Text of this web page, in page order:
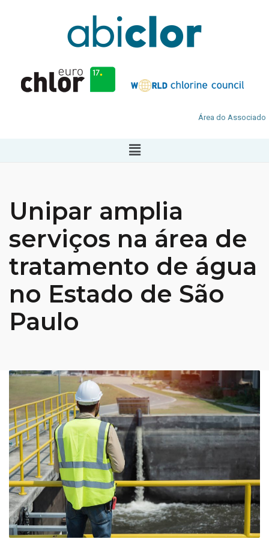
Área do Associado
Unipar amplia
serviços na área de
tratamento de água
no Estado de São
Paulo